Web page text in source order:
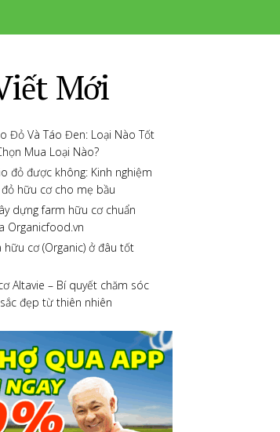
Mới
Đỏ Và Táo Đen: Loại Nào Tốt
Mua Loại Nào?
đỏ được không: Kinh nghiệm
hữu cơ cho mẹ bầu
dựng farm hữu cơ chuẩn
Organicfood.vn
hữu cơ (Organic) ở đâu tốt
Altavie – Bí quyết chăm sóc
đẹp từ thiên nhiên